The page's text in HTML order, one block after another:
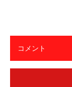
コメント